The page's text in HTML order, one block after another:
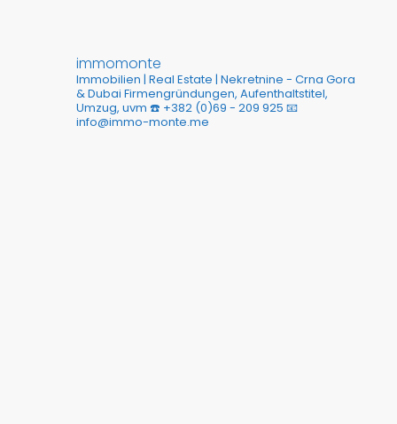
immomonte
Immobilien | Real Estate | Nekretnine - Crna Gora
& Dubai Firmengründungen, Aufenthaltstitel,
Umzug, uvm ☎️ +382 (0)69 - 209 925 📧
info@immo-monte.me